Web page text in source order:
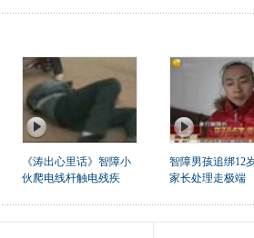
《涛出心里话》智障小
伙爬电线杆触电残疾
智障男孩追绑12
家长处理走极端